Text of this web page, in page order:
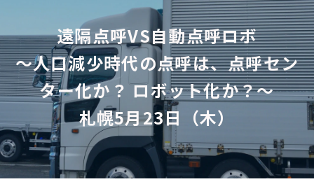
遠隔点呼VS自動点呼ロボ
～人口減少時代の点呼は、点呼セン
ター化か？ ロボット化か？～
札幌5月23日（木）